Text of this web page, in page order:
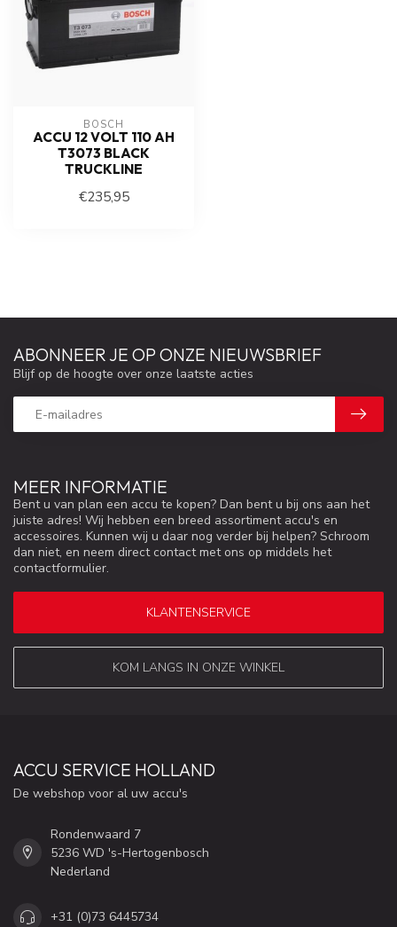
BOSCH
ACCU 12 VOLT 110 AH
T3073 BLACK
TRUCKLINE
€235,95
MEER INFORMATIE
Bent u van plan een accu te kopen? Dan bent u bij ons aan het
juiste adres! Wij hebben een breed assortiment accu's en
accessoires. Kunnen wij u daar nog verder bij helpen? Schroom
dan niet, en neem direct contact met ons op middels het
contactformulier.
KLANTENSERVICE
KOM LANGS IN ONZE WINKEL
ABONNEER JE OP ONZE NIEUWSBRIEF
Blijf op de hoogte over onze laatste acties
ACCU SERVICE HOLLAND
De webshop voor al uw accu's
Rondenwaard 7
5236 WD 's-Hertogenbosch
Nederland
+31 (0)73 6445734